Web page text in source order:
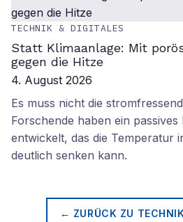
TECHNIK & DIGITALES
Statt Klimaanlage: Mit
gegen die Hitze
4. August 2026
Es muss nicht die
Forschende haben ein passives
entwickelt, das die Temperatur
deutlich senken kann.
← ZURÜCK ZU